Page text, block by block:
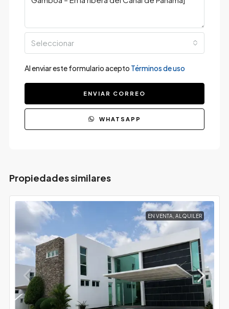
Seleccionar
Al enviar este formulario acepto Términos de uso
ENVIAR CORREO
WHATSAPP
Propiedades similares
EN VENTA, ALQUILER